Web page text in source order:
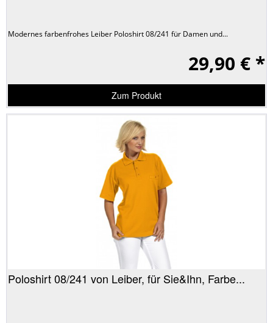
Modernes farbenfrohes Leiber Poloshirt 08/241 für Damen und...
29,90 € *
Zum Produkt
Poloshirt 08/241 von Leiber, für Sie&Ihn, Farbe...